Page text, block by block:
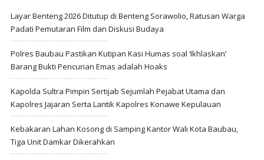
Layar Benteng 2026 Ditutup di Benteng Sorawolio, Ratusan Warga
Padati Pemutaran Film dan Diskusi Budaya
Polres Baubau Pastikan Kutipan Kasi Humas soal ‘Ikhlaskan’
Barang Bukti Pencurian Emas adalah Hoaks
Kapolda Sultra Pimpin Sertijab Sejumlah Pejabat Utama dan
Kapolres Jajaran Serta Lantik Kapolres Konawe Kepulauan
Kebakaran Lahan Kosong di Samping Kantor Wali Kota Baubau,
Tiga Unit Damkar Dikerahkan